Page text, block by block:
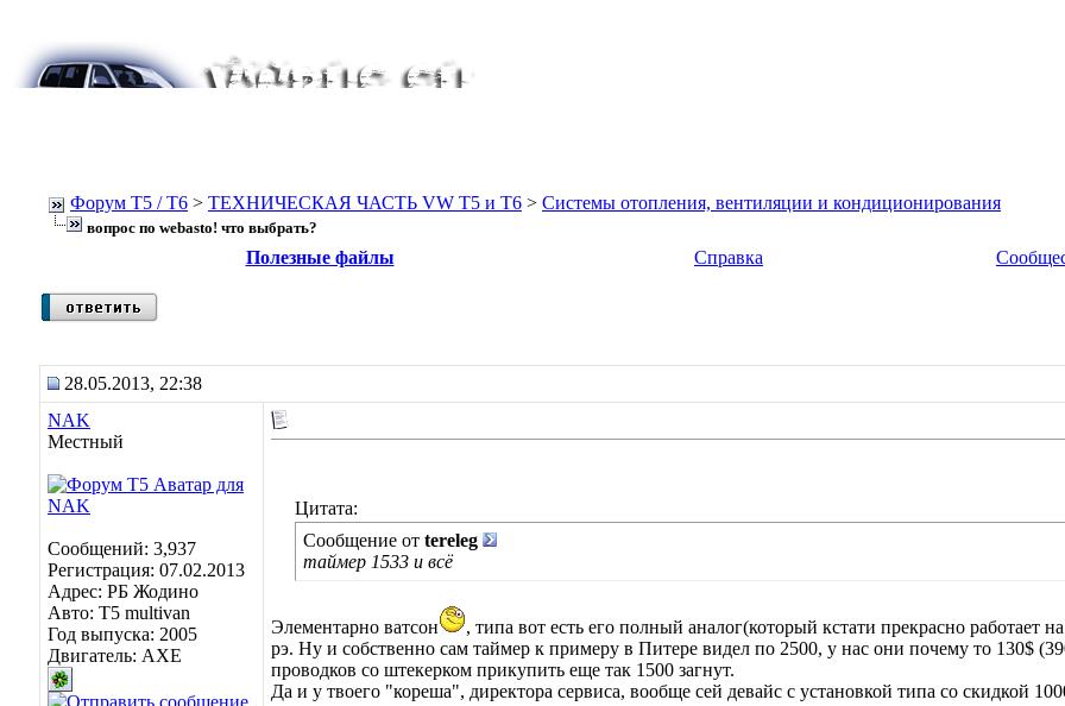
Форум Т5 / T6 > ТЕХНИЧЕСКАЯ ЧАСТЬ VW T5 и T6 > Системы отопления, вентиляции и кондиционирования
вопрос по webasto! что выбрать?
Полезные файлы
Справка
28.05.2013, 22:38
NAK
Местный
Сообщений: 3,937
Регистрация: 07.02.2013
Адрес: РБ Жодино
Авто: T5 multivan
Год выпуска: 2005
Двигатель: AXE
Цитата:
Сообщение от tereleg
таймер 1533 и всё
Элементарно ватсон
, типа вот есть его полный аналог(который кстати прекрасно
рэ. Ну и собственно сам таймер к примеру в Питере видел по 2500, у нас они почему то 130$
проводков со штекерком прикупить еще так 1500 загнут.
Да и у твоего "кореша", директора сервиса, вообще сей девайс с установкой типа со скидкой